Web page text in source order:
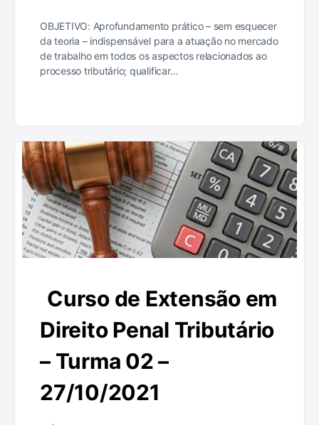
OBJETIVO: Aprofundamento prático – sem esquecer
da teoria – indispensável para a atuação no mercado
de trabalho em todos os aspectos relacionados ao
processo tributário; qualificar…
Curso de Extensão em
Direito Penal Tributário
– Turma 02 –
27/10/2021